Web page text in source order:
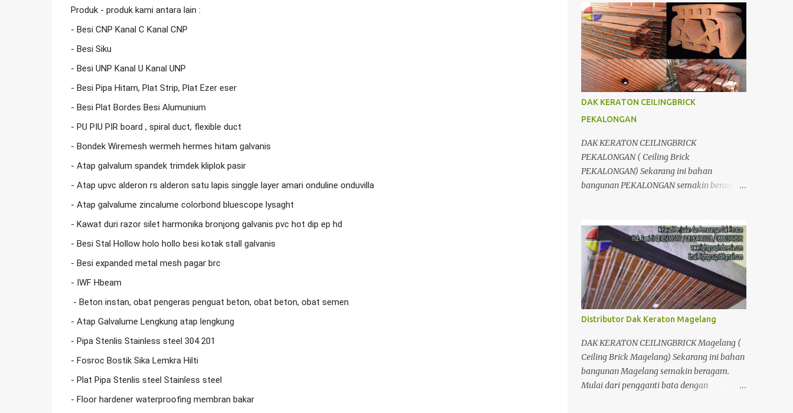
Produk - produk kami antara lain :
- Besi CNP Kanal C Kanal CNP
- Besi Siku
- Besi UNP Kanal U Kanal UNP
- Besi Pipa Hitam, Plat Strip, Plat Ezer eser
- Besi Plat Bordes Besi Alumunium
- PU PIU PIR board , spiral duct, flexible duct
- Bondek Wiremesh wermeh hermes hitam galvanis
- Atap galvalum spandek trimdek kliplok pasir
- Atap upvc alderon rs alderon satu lapis singgle layer amari onduline onduvilla
- Atap galvalume zincalume colorbond bluescope lysaght
- Kawat duri razor silet harmonika bronjong galvanis pvc hot dip ep hd
- Besi Stal Hollow holo hollo besi kotak stall galvanis
- Besi expanded metal mesh pagar brc
- IWF Hbeam
- Atap Galvalume Lengkung atap lengkung
- Pipa Stenlis Stainless steel 304 201
- Fosroc Bostik Sika Lemkra Hilti
- Plat Pipa Stenlis steel Stainless steel
- Floor hardener waterproofing membran bakar
menjawab kesulitan Anda. Kami
berpengalaman dalam bidang
pembangunan dan konstruksi. Banyak
produk yang kami tawarkan, dari bahan
untuk Dak, interior, eksterior, maupun jasa
kontraktor, tentunya juga dengan kualitas
yan...
YOGYAKARTA CV. Light Group Indonesia
Divisi LIGHTGRID ; Distributor dan
Aplikator, Jual dan pasang Dak Keraton
untuk Wilayah JogJakarta Yogyakarta Solo
Surakarta Semarang Brebes Tegal
Pemalang Batang Purwokerto Cilacap
Wonosobo Wonogiri Purbalingga Klaten
Purworejo Banjarnegara Purbalingga
Rembang Grobogan Cepu Kudus Pati Jepara
Kendal dan Jawa Tengah; Telp/SMS/WA
081804135008 / 081325157177 Kelebihan
Dak Lantai keraton : 1.Dak keraton Abadi
dengan pelat lantai konvensional. 2.Proses
pengerjaanya lebih cepat. 3.Lebih hemat
karena penggematan tenaga kerja & waktu.
4.Lebih efesien karena dapat di kerjakan
Bersamaan den...
DAK KERATON CEILINGBRICK
PEKALONGAN
DAK KERATON CEILINGBRICK
PEKALONGAN ( Ceiling Brick
PEKALONGAN) Sekarang ini bahan
bangunan PEKALONGAN semakin beragam.
menggunakan penutup yang berbahan
ringan/panel serta untuk atap yang tidak
lagi menggunakan kayu sebagai kuda -
kuda melainkan menggunakan metal.
Distributor Dak Keraton Magelang
DAK KERATON CEILINGBRICK Magelang (
Ceiling Brick Magelang) Sekarang ini bahan
bangunan Magelang semakin beragam.
Mulai dari pengganti bata dengan